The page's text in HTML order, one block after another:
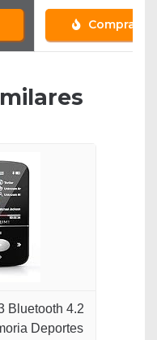
Comprar
Bluetooth 4.2
Deportes